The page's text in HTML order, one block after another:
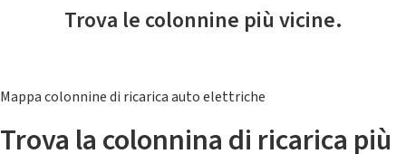
Trova le colonnine più vicine.
Mappa colonnine di ricarica auto elettriche
Trova la colonnina di ricarica più